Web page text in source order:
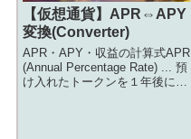
【仮想通貨】APR⇔APY
変換(Converter)
APR・APY・収益の計算式APR
(Annual Percentage Rate) ... 預
け入れたトークンを１年後に回